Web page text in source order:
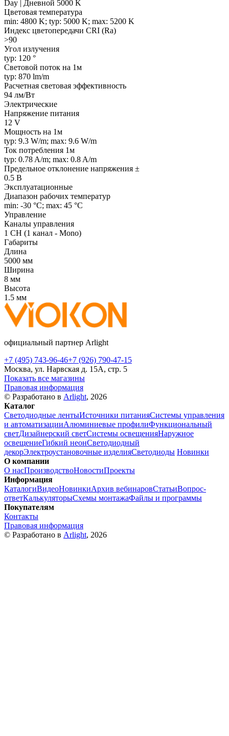
Day | Дневной 5000 K
Цветовая температура
min: 4800 K; typ: 5000 K; max: 5200 K
Индекс цветопередачи CRI (Ra)
>90
Угол излучения
typ: 120 °
Световой поток на 1м
typ: 870 lm/m
Расчетная световая эффективность
94 лм/Вт
Электрические
Напряжение питания
12 V
Мощность на 1м
typ: 9.3 W/m; max: 9.6 W/m
Ток потребления 1м
typ: 0.78 A/m; max: 0.8 A/m
Предельное отклонение напряжения ±
0.5 В
Эксплуатационные
Диапазон рабочих температур
min: -30 °C; max: 45 °C
Управление
Каналы управления
1 CH (1 канал - Mono)
Габариты
Длина
5000 мм
Ширина
8 мм
Высота
1.5 мм
официальный партнер Arlight
+7 (495) 743-96-46+7 (926) 790-47-15
Москва, ул. Нарвская д. 15А, стр. 5
Показать все магазины
Правовая информация
© Разработано в Arlight, 2026
Каталог
Светодиодные лентыИсточники питанияСистемы управления
и автоматизацииАлюминиевые профилиФункциональный
светДизайнерский светСистемы освещенияНаружное
освещениеГибкий неонСветодиодный
декорЭлектроустановочные изделияСветодиоды Новинки
О компании
О насПроизводствоНовостиПроекты
Информация
КаталогиВидеоНовинкиАрхив вебинаровСтатьиВопрос-
ответКалькуляторыСхемы монтажаФайлы и программы
Покупателям
Контакты
Правовая информация
© Разработано в Arlight, 2026